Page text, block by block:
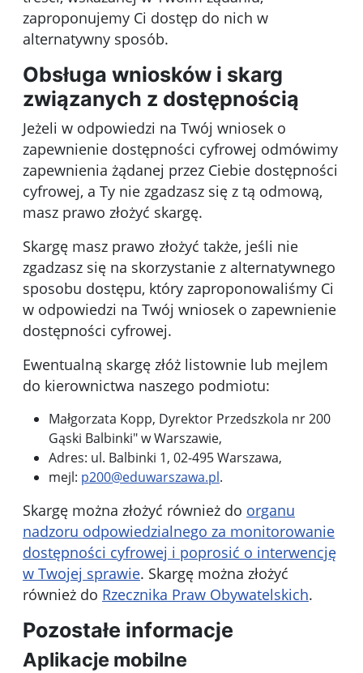
zaproponujemy Ci dostęp do nich w
alternatywny sposób.
Obsługa wniosków i skarg
związanych z dostępnością
Jeżeli w odpowiedzi na Twój wniosek o
zapewnienie dostępności cyfrowej odmówimy
zapewnienia żądanej przez Ciebie dostępności
cyfrowej, a Ty nie zgadzasz się z tą odmową,
masz prawo złożyć skargę.
Skargę masz prawo złożyć także, jeśli nie
zgadzasz się na skorzystanie z alternatywnego
sposobu dostępu, który zaproponowaliśmy Ci
w odpowiedzi na Twój wniosek o zapewnienie
dostępności cyfrowej.
Ewentualną skargę złóż listownie lub mejlem
do kierownictwa naszego podmiotu:
Małgorzata Kopp, Dyrektor Przedszkola nr 200
Gąski Balbinki" w Warszawie,
Adres: ul. Balbinki 1, 02-495 Warszawa,
mejl: p200@eduwarszawa.pl.
Skargę można złożyć również do organu
nadzoru odpowiedzialnego za monitorowanie
dostępności cyfrowej i poprosić o interwencję
w Twojej sprawie. Skargę można złożyć
również do Rzecznika Praw Obywatelskich.
Pozostałe informacje
Aplikacje mobilne